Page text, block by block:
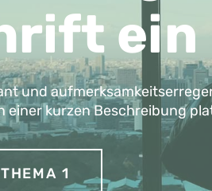
ein
und
einer kurzen Beschreibung
THEMA 1